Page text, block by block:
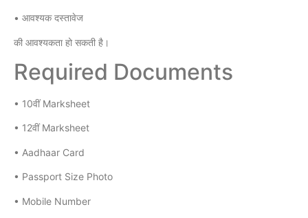
• आवश्यक दस्तावेज
की आवश्यकता हो सकती है।
Required Documents
• 10वीं Marksheet
• 12वीं Marksheet
• Aadhaar Card
• Passport Size Photo
• Mobile Number